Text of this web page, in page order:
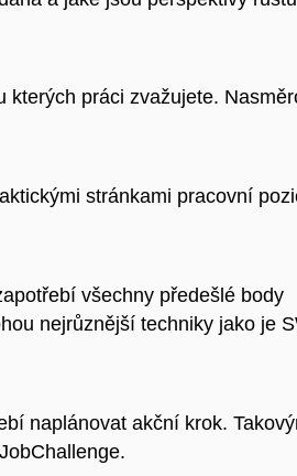
práci zvažujete.
stránkami pracovní
všechny předešlé body
nejrůznější techniky jako je
naplánovat akční krok.